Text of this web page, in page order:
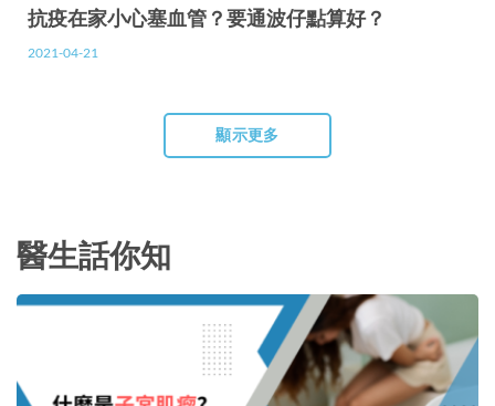
抗疫在家小心塞血管？要通波仔點算好？
2021-04-21
顯示更多
醫生話你知